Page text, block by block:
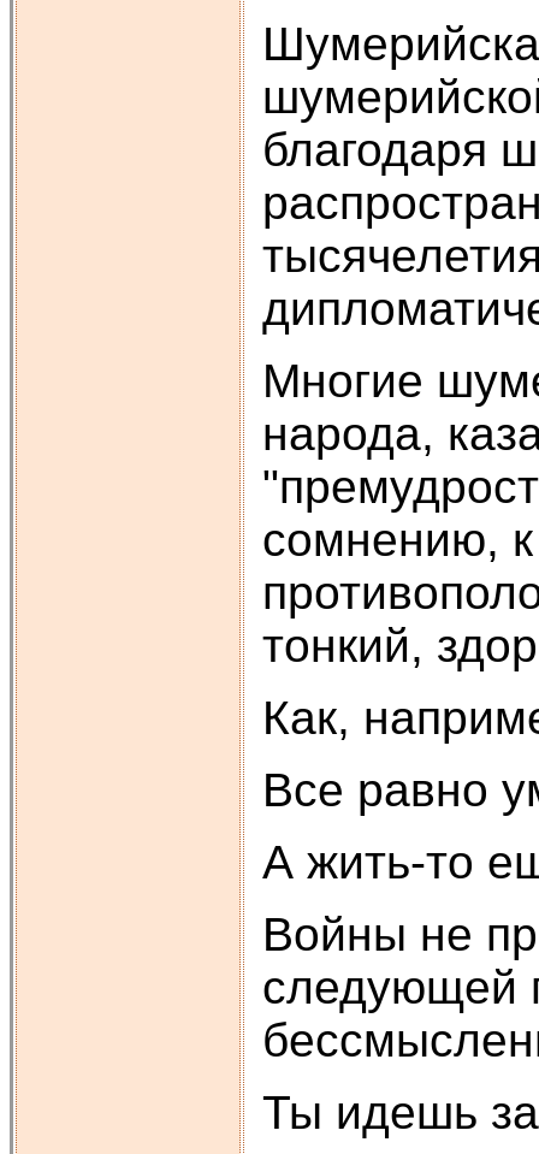
благодаря
Многие
народа,
сомнению,
тонкий,
Как,
Все равно
А жить-то
Войны не
следующей
Ты идешь